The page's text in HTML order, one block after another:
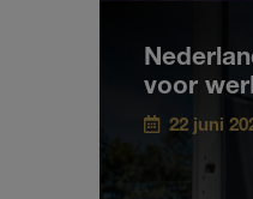
voor
22 juni